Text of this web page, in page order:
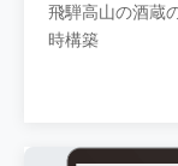
飛騨高山の酒蔵
時構築